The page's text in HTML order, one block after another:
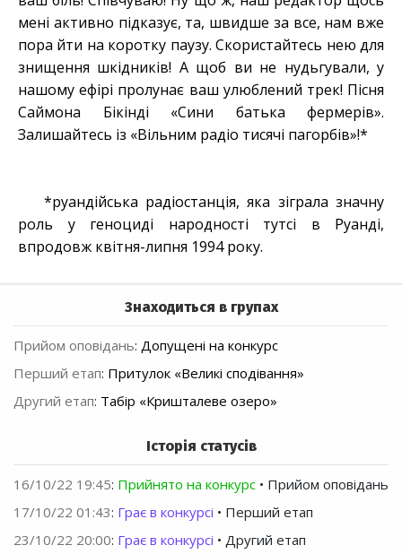
мені активно підказує, та, швидше за все, нам вже
пора йти на коротку паузу. Скористайтесь нею для
знищення шкідників! А щоб ви не нудьгували, у
нашому ефірі пролунає ваш улюблений трек! Пісня
Саймона Бікінді «Сини батька фермерів».
Залишайтесь із «Вільним радіо тисячі пагорбів»!*
*руандійська радіостанція, яка зіграла значну
роль у геноциді народності тутсі в Руанді,
впродовж квітня-липня 1994 року.
Знаходиться в групах
Прийом оповідань: Допущені на конкурс
Перший етап: Притулок «Великі сподівання»
Другий етап: Табір «Кришталеве озеро»
Історія статусів
16/10/22 19:45: Прийнято на конкурс • Прийом оповідань
17/10/22 01:43: Грає в конкурсі • Перший етап
23/10/22 20:00: Грає в конкурсі • Другий етап